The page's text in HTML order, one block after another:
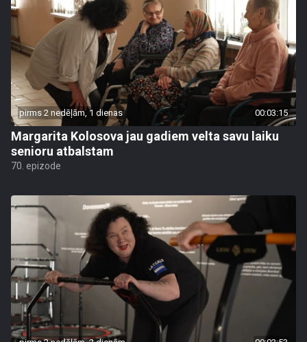
pirms 2 nedēļām, 1 dienas 00:03:15
Margarita Kolosova jau gadiem velta savu laiku
senioru atbalstam
70. epizode